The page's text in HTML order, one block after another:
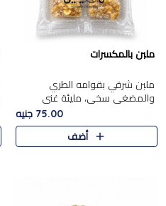
ملبن بالمكسرات
ملبن شرقي بقوامه الطري
والمضغي سخي، مليئة غني
بتشكيلة فاخرة من المكسرات
مشكلة المختارة التي تقدم تضيف
قرمشة مميزة مرضية ونكهة
75.00 جنيه
أضف